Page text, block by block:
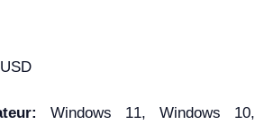
USD
Windows 11, Windows 10,